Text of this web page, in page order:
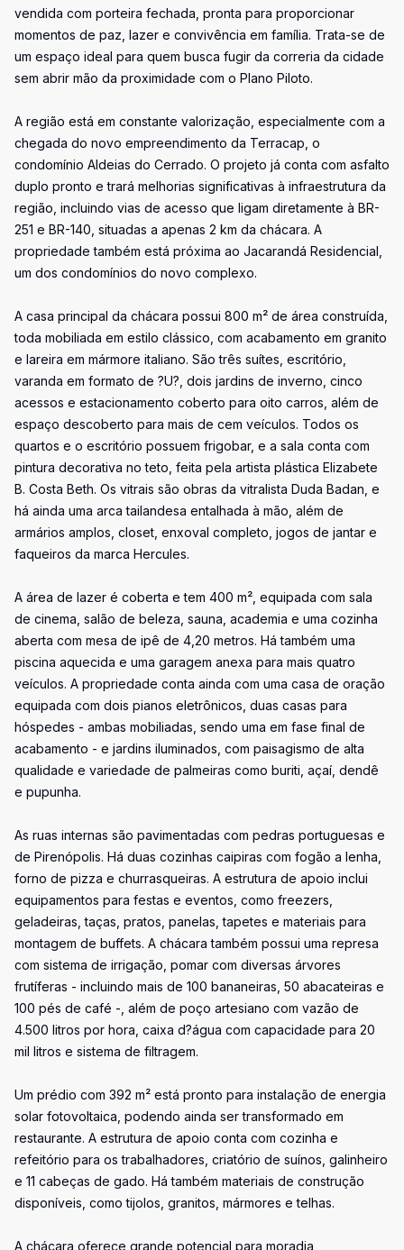
vendida com porteira fechada, pronta para proporcionar
momentos de paz, lazer e convivência em família. Trata-se de
um espaço ideal para quem busca fugir da correria da cidade
sem abrir mão da proximidade com o Plano Piloto.
A região está em constante valorização, especialmente com a
chegada do novo empreendimento da Terracap, o
condomínio Aldeias do Cerrado. O projeto já conta com asfalto
duplo pronto e trará melhorias significativas à infraestrutura da
região, incluindo vias de acesso que ligam diretamente à BR-
251 e BR-140, situadas a apenas 2 km da chácara. A
propriedade também está próxima ao Jacarandá Residencial,
um dos condomínios do novo complexo.
A casa principal da chácara possui 800 m² de área construída,
toda mobiliada em estilo clássico, com acabamento em granito
e lareira em mármore italiano. São três suítes, escritório,
varanda em formato de ?U?, dois jardins de inverno, cinco
acessos e estacionamento coberto para oito carros, além de
espaço descoberto para mais de cem veículos. Todos os
quartos e o escritório possuem frigobar, e a sala conta com
pintura decorativa no teto, feita pela artista plástica Elizabete
B. Costa Beth. Os vitrais são obras da vitralista Duda Badan, e
há ainda uma arca tailandesa entalhada à mão, além de
armários amplos, closet, enxoval completo, jogos de jantar e
faqueiros da marca Hercules.
A área de lazer é coberta e tem 400 m², equipada com sala
de cinema, salão de beleza, sauna, academia e uma cozinha
aberta com mesa de ipê de 4,20 metros. Há também uma
piscina aquecida e uma garagem anexa para mais quatro
veículos. A propriedade conta ainda com uma casa de oração
equipada com dois pianos eletrônicos, duas casas para
hóspedes - ambas mobiliadas, sendo uma em fase final de
acabamento - e jardins iluminados, com paisagismo de alta
qualidade e variedade de palmeiras como buriti, açaí, dendê
e pupunha.
As ruas internas são pavimentadas com pedras portuguesas e
de Pirenópolis. Há duas cozinhas caipiras com fogão a lenha,
forno de pizza e churrasqueiras. A estrutura de apoio inclui
equipamentos para festas e eventos, como freezers,
geladeiras, taças, pratos, panelas, tapetes e materiais para
montagem de buffets. A chácara também possui uma represa
com sistema de irrigação, pomar com diversas árvores
frutíferas - incluindo mais de 100 bananeiras, 50 abacateiras e
100 pés de café -, além de poço artesiano com vazão de
4.500 litros por hora, caixa d?água com capacidade para 20
mil litros e sistema de filtragem.
Um prédio com 392 m² está pronto para instalação de energia
solar fotovoltaica, podendo ainda ser transformado em
restaurante. A estrutura de apoio conta com cozinha e
refeitório para os trabalhadores, criatório de suínos, galinheiro
e 11 cabeças de gado. Há também materiais de construção
disponíveis, como tijolos, granitos, mármores e telhas.
A chácara oferece grande potencial para moradia,